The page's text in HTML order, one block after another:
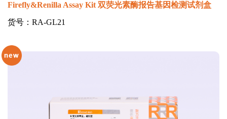
Firefly&Renilla Assay Kit 双荧光素酶报告基因检测试剂盒
货号：RA-GL21